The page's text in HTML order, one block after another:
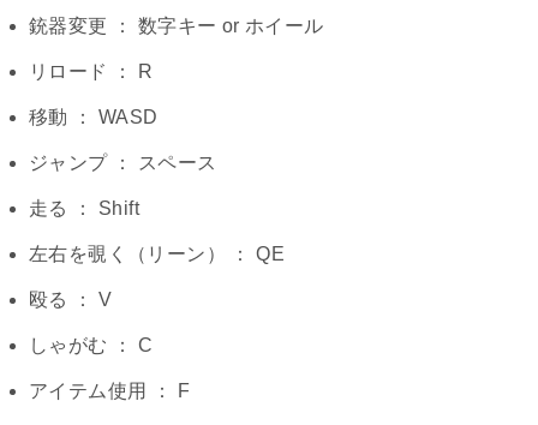
銃器変更 ： 数字キー or ホイール
リロード ： R
移動 ： WASD
ジャンプ ： スペース
走る ： Shift
左右を覗く（リーン） ： QE
殴る ： V
しゃがむ ： C
アイテム使用 ： F